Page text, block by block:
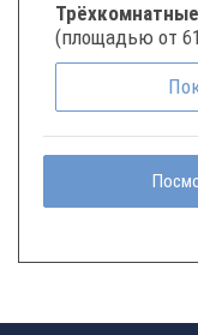
Трёхкомнатные
(площадью от